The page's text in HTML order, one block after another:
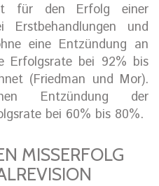
für den Erfolg einer
Erstbehandlungen und
eine Entzündung an
Erfolgsrate bei 92% bis
(Friedman und Mor).
Entzündung der
bei 60% bis 80%.
MISSERFOLG